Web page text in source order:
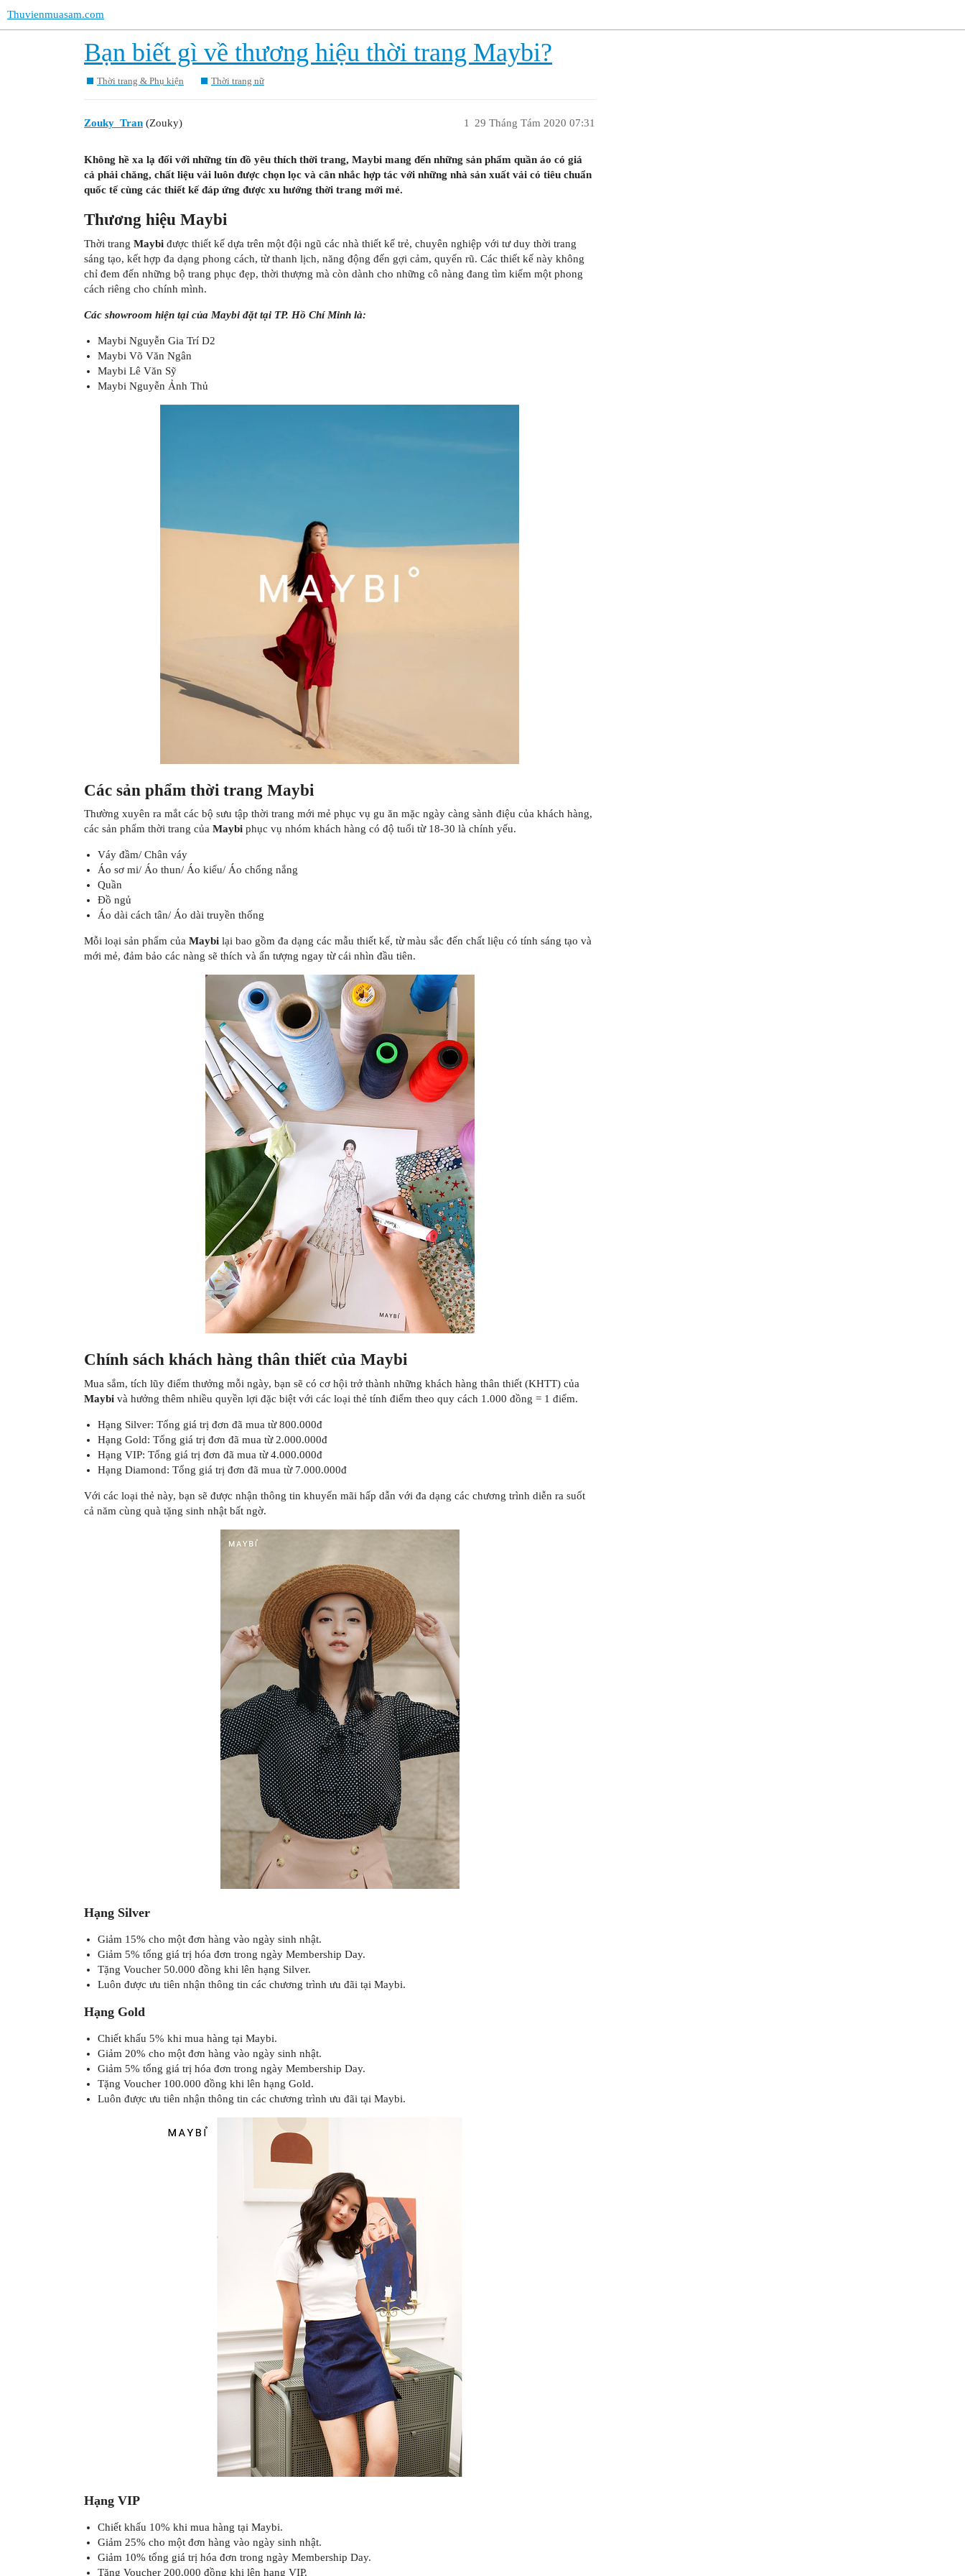
Thuvienmuasam.com
Bạn biết gì về thương hiệu thời trang Maybi?
Thời trang & Phụ kiện Thời trang nữ
Zouky_Tran (Zouky) 29 Tháng Tám 2020 07:31
1
Không hề xa lạ đối với những tín đồ yêu thích thời trang, Maybi mang đến những sản phẩm quần áo có giá
cả phải chăng, chất liệu vải luôn được chọn lọc và cân nhắc hợp tác với những nhà sản xuất vải có tiêu chuẩn
quốc tế cùng các thiết kế đáp ứng được xu hướng thời trang mới mẻ.
Thương hiệu Maybi
Thời trang Maybi được thiết kế dựa trên một đội ngũ các nhà thiết kế trẻ, chuyên nghiệp với tư duy thời trang
sáng tạo, kết hợp đa dạng phong cách, từ thanh lịch, năng động đến gợi cảm, quyến rũ. Các thiết kế này không
chỉ đem đến những bộ trang phục đẹp, thời thượng mà còn dành cho những cô nàng đang tìm kiếm một phong
cách riêng cho chính mình.
Các showroom hiện tại của Maybi đặt tại TP. Hồ Chí Minh là:
Maybi Nguyễn Gia Trí D2
Maybi Võ Văn Ngân
Maybi Lê Văn Sỹ
Maybi Nguyễn Ảnh Thủ
Các sản phẩm thời trang Maybi
Thường xuyên ra mắt các bộ sưu tập thời trang mới mẻ phục vụ gu ăn mặc ngày càng sành điệu của khách hàng,
các sản phẩm thời trang của Maybi phục vụ nhóm khách hàng có độ tuổi từ 18-30 là chính yếu.
Váy đầm/ Chân váy
Áo sơ mi/ Áo thun/ Áo kiểu/ Áo chống nắng
Quần
Đồ ngủ
Áo dài cách tân/ Áo dài truyền thống
Mỗi loại sản phẩm của Maybi lại bao gồm đa dạng các mẫu thiết kế, từ màu sắc đến chất liệu có tính sáng tạo và
mới mẻ, đảm bảo các nàng sẽ thích và ấn tượng ngay từ cái nhìn đầu tiên.
Chính sách khách hàng thân thiết của Maybi
Mua sắm, tích lũy điểm thưởng mỗi ngày, bạn sẽ có cơ hội trở thành những khách hàng thân thiết (KHTT) của
Maybi và hưởng thêm nhiều quyền lợi đặc biệt với các loại thẻ tính điểm theo quy cách 1.000 đồng = 1 điểm.
Hạng Silver: Tổng giá trị đơn đã mua từ 800.000đ
Hạng Gold: Tổng giá trị đơn đã mua từ 2.000.000đ
Hạng VIP: Tổng giá trị đơn đã mua từ 4.000.000đ
Hạng Diamond: Tổng giá trị đơn đã mua từ 7.000.000đ
Với các loại thẻ này, bạn sẽ được nhận thông tin khuyến mãi hấp dẫn với đa dạng các chương trình diễn ra suốt
cả năm cùng quà tặng sinh nhật bất ngờ.
Hạng Silver
Giảm 15% cho một đơn hàng vào ngày sinh nhật.
Giảm 5% tổng giá trị hóa đơn trong ngày Membership Day.
Tặng Voucher 50.000 đồng khi lên hạng Silver.
Luôn được ưu tiên nhận thông tin các chương trình ưu đãi tại Maybi.
Hạng Gold
Chiết khấu 5% khi mua hàng tại Maybi.
Giảm 20% cho một đơn hàng vào ngày sinh nhật.
Giảm 5% tổng giá trị hóa đơn trong ngày Membership Day.
Tặng Voucher 100.000 đồng khi lên hạng Gold.
Luôn được ưu tiên nhận thông tin các chương trình ưu đãi tại Maybi.
Hạng VIP
Chiết khấu 10% khi mua hàng tại Maybi.
Giảm 25% cho một đơn hàng vào ngày sinh nhật.
Giảm 10% tổng giá trị hóa đơn trong ngày Membership Day.
Tặng Voucher 200.000 đồng khi lên hạng VIP.